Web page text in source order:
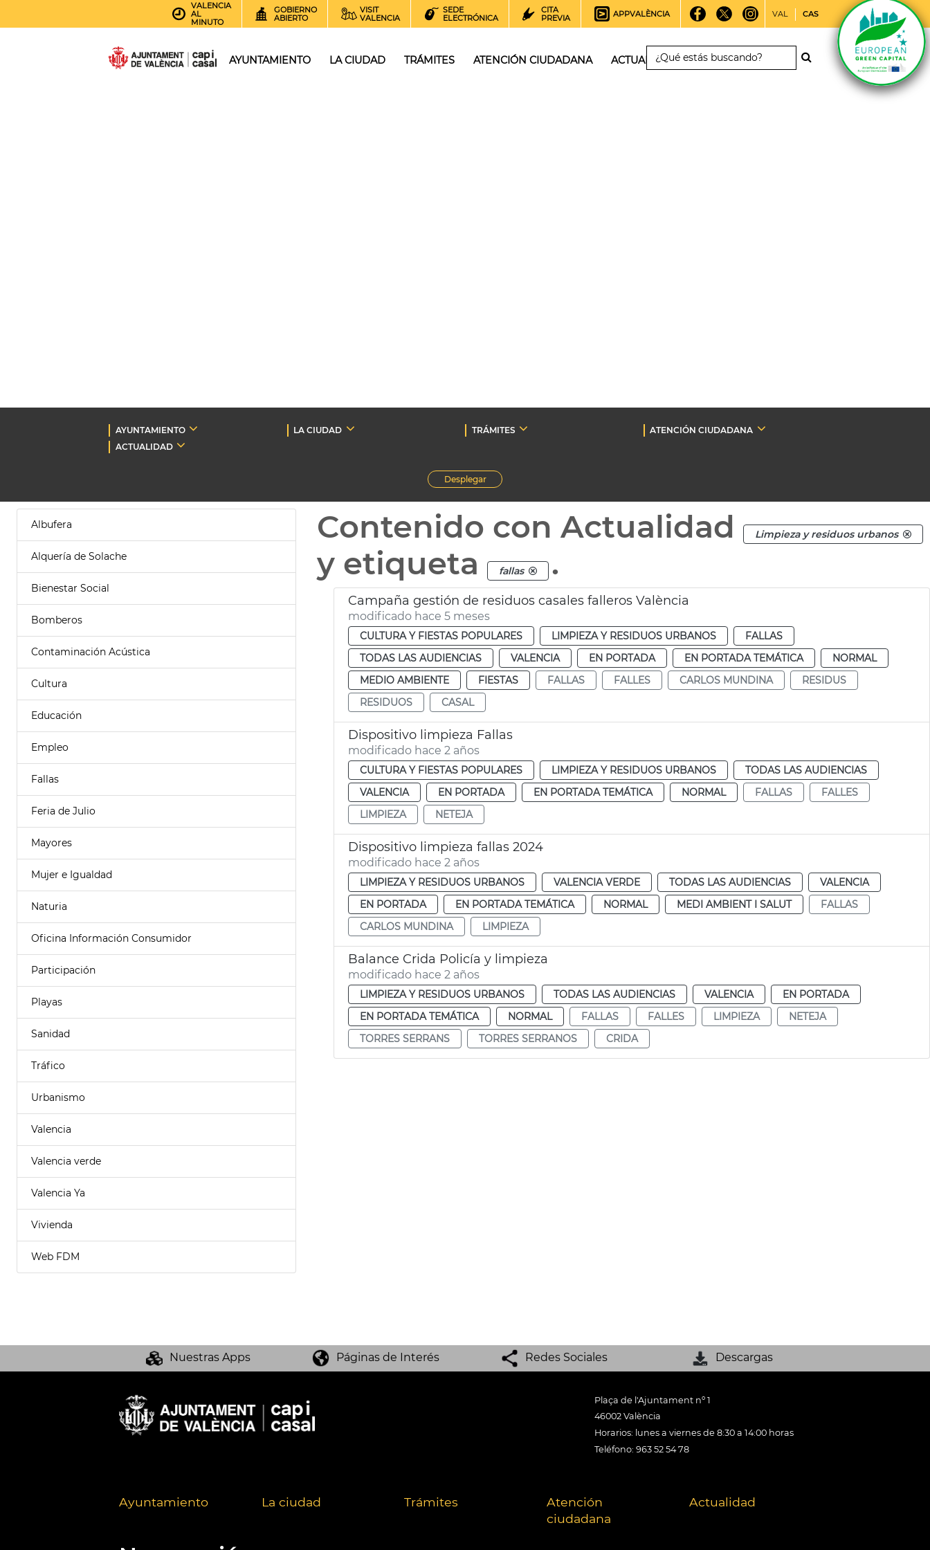
VALENCIA
AL
MINUTO
GOBIERNO
ABIERTO
VISIT
VALENCIA
SEDE
ELECTRÓNICA
CITA
PREVIA
APPVALÈNCIA VAL CAS
AYUNTAMIENTO LA CIUDAD TRÁMITES ATENCIÓN CIUDADANA ACTUALIDAD
AYUNTAMIENTO LA CIUDAD TRÁMITES
ATENCIÓN CIUDADANA
ACTUALIDAD
Desplegar
Albufera
Alquería de Solache
Bienestar Social
Bomberos
Contaminación Acústica
Cultura
Educación
Empleo
Fallas
Feria de Julio
Mayores
Mujer e Igualdad
Naturia
Oficina Información Consumidor
Participación
Playas
Sanidad
Tráfico
Urbanismo
Valencia
Valencia verde
Valencia Ya
Vivienda
Web FDM
Contenido con Actualidad Limpieza y residuos urbanos
y etiqueta fallas .
Campaña gestión de residuos casales falleros València
modificado hace 5 meses
CULTURA Y FIESTAS POPULARES LIMPIEZA Y RESIDUOS URBANOS
FALLAS
TODAS LAS AUDIENCIAS
VALENCIA EN PORTADA EN PORTADA TEMÁTICA
NORMAL
MEDIO AMBIENTE
FIESTAS FALLAS FALLES CARLOS MUNDINA
RESIDUS
RESIDUOS
CASAL
Dispositivo limpieza Fallas
modificado hace 2 años
CULTURA Y FIESTAS POPULARES LIMPIEZA Y RESIDUOS URBANOS
TODAS LAS AUDIENCIAS
VALENCIA
EN PORTADA EN PORTADA TEMÁTICA NORMAL FALLAS
FALLES
LIMPIEZA
NETEJA
Dispositivo limpieza fallas 2024
modificado hace 2 años
LIMPIEZA Y RESIDUOS URBANOS VALENCIA VERDE TODAS LAS AUDIENCIAS
VALENCIA
EN PORTADA
EN PORTADA TEMÁTICA NORMAL MEDI AMBIENT I SALUT
FALLAS
CARLOS MUNDINA
LIMPIEZA
Balance Crida Policía y limpieza
modificado hace 2 años
LIMPIEZA Y RESIDUOS URBANOS TODAS LAS AUDIENCIAS VALENCIA
EN PORTADA
EN PORTADA TEMÁTICA
NORMAL FALLAS FALLES LIMPIEZA
NETEJA
TORRES SERRANS
TORRES SERRANOS CRIDA
Nuestras Apps Páginas de Interés Redes Sociales Descargas
Plaça de l'Ajuntament nº 1
46002 València
Horarios: lunes a viernes de 8:30 a 14:00 horas
Teléfono: 963 52 54 78
Ayuntamiento La ciudad Trámites
Atención
ciudadana
Actualidad